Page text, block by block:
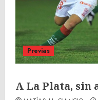
Previas
A La Plata, sin